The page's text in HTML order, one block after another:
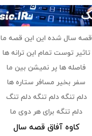
قصه سال شده این این قصه ما
تاثیر توست تمام این ترانه ها
فاصله ها پر نمیشن بین ما
سفر بخیر مسافر ستاره ها
دلم تنگه دلم تنگه دلم تنگ
دلم تنگه برای هر دوی ما
کاوه آفاق قصه سال